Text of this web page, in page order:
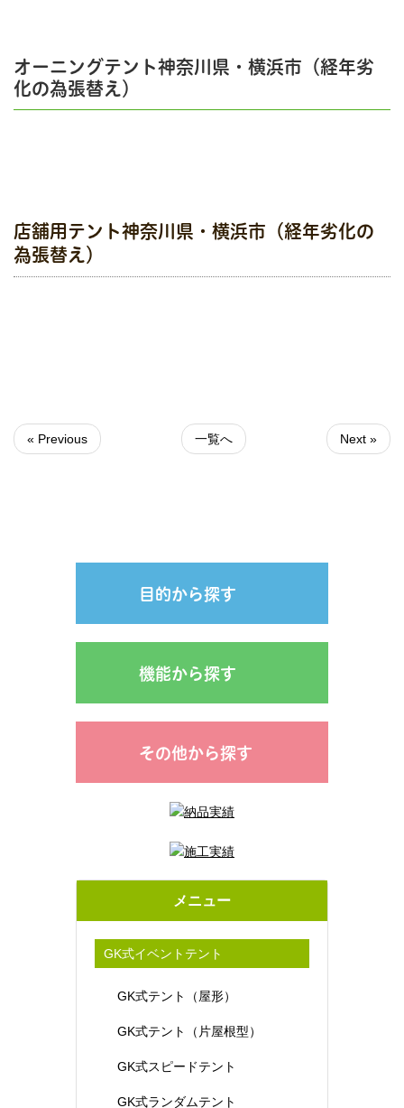
オーニングテント神奈川県・横浜市（経年劣
化の為張替え）
店舗用テント神奈川県・横浜市（経年劣化の
為張替え）
« Previous 一覧へ Next »
目的から探す
機能から探す
その他から探す
メニュー
GK式イベントテント
GK式テント（屋形）
GK式テント（片屋根型）
GK式スピードテント
GK式ランダムテント